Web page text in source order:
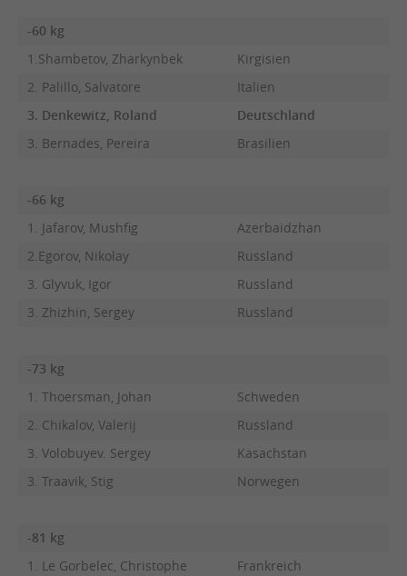
-60 kg
1.Shambetov, Zharkynbek
Kirgisien
2. Palillo, Salvatore
Italien
3. Denkewitz, Roland
Deutschland
3. Bernades, Pereira
Brasilien
-66 kg
1. Jafarov, Mushfig
Azerbaidzhan
2.Egorov, Nikolay
Russland
3. Glyvuk, Igor
Russland
3. Zhizhin, Sergey
Russland
-73 kg
1. Thoersman, Johan
Schweden
2. Chikalov, Valerij
Russland
3. Volobuyev. Sergey
Kasachstan
3. Traavik, Stig
Norwegen
-81 kg
1. Le Gorbelec, Christophe
Frankreich